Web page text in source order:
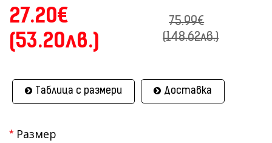
27.20€
(53.20лв.)
75.99€
(148.62лв.)
Таблица с размери Доставка
Размер